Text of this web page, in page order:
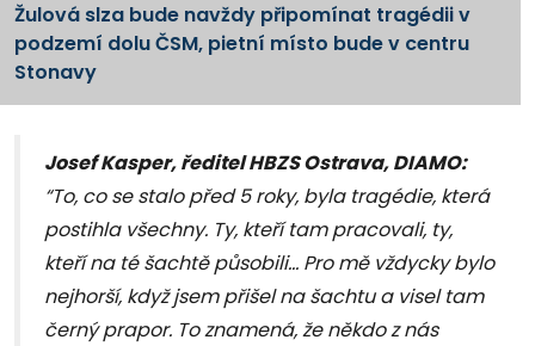
Žulová slza bude navždy připomínat tragédii v
podzemí dolu ČSM, pietní místo bude v centru
Stonavy
Josef Kasper, ředitel HBZS Ostrava, DIAMO:
“To, co se stalo před 5 roky, byla tragédie, která
postihla všechny. Ty, kteří tam pracovali, ty,
kteří na té šachtě působili… Pro mě vždycky bylo
nejhorší, když jsem přišel na šachtu a visel tam
černý prapor. To znamená, že někdo z nás